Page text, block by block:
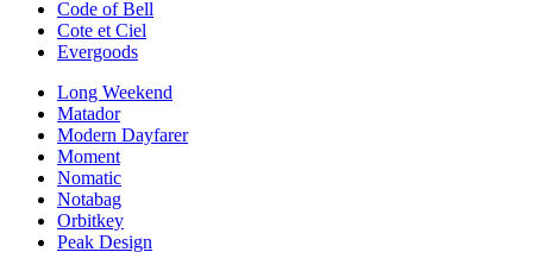
Code of Bell
Cote et Ciel
Evergoods
Long Weekend
Matador
Modern Dayfarer
Moment
Nomatic
Notabag
Orbitkey
Peak Design